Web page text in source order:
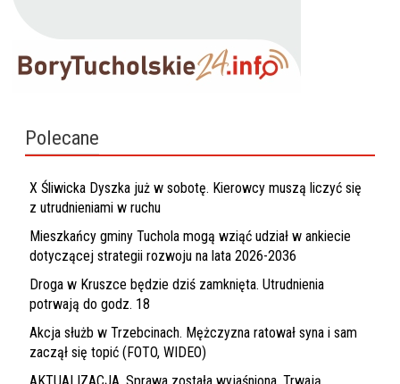
Polecane
X Śliwicka Dyszka już w sobotę. Kierowcy muszą liczyć się
z utrudnieniami w ruchu
Mieszkańcy gminy Tuchola mogą wziąć udział w ankiecie
dotyczącej strategii rozwoju na lata 2026-2036
Droga w Kruszce będzie dziś zamknięta. Utrudnienia
potrwają do godz. 18
Akcja służb w Trzebcinach. Mężczyzna ratował syna i sam
zaczął się topić (FOTO, WIDEO)